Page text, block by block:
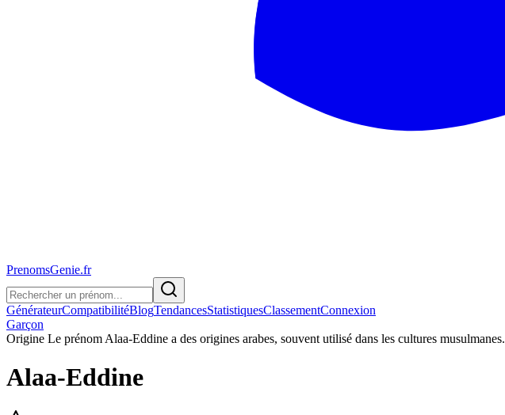
PrenomsGenie.fr
GénérateurCompatibilitéBlogTendancesStatistiquesClassementConnexion
Garçon
Origine Le prénom Alaa-Eddine a des origines arabes, souvent utilisé dans les cultures musulmanes.
Alaa-Eddine